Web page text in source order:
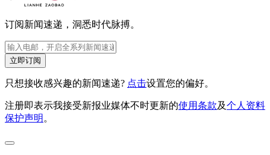
订阅新闻速递，洞悉时代脉搏。
立即订阅
只想接收感兴趣的新闻速递? 点击设置您的偏好。
注册即表示我接受新报业媒体不时更新的使用条款及个人资料
保护声明 。